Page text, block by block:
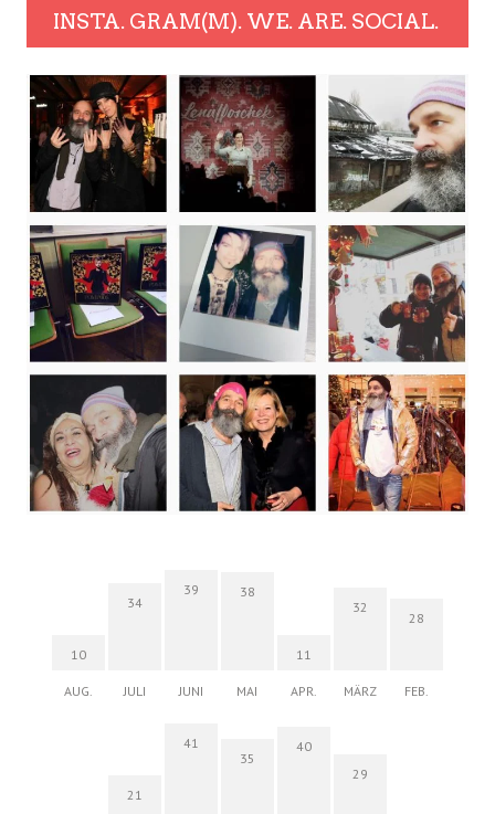
INSTA. GRAM(M). WE. ARE. SOCIAL.
10
AUG.
34
JULI
39
JUNI
38
MAI
11
APR.
32
MÄRZ
28
FEB.
21
41
35
40
29